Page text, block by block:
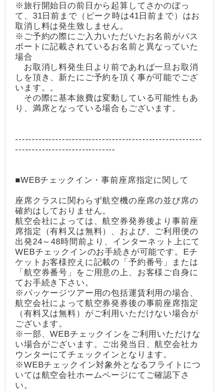
※旅行開始日の前日から起算してさかのぼっ
て、31日前まで（ピーク時は41日前まで）はお
取消し料は発生致しません。
※ご予約の際にご入力いただいたお名前がパス
ポートに記載されているお名前と異なっていた
場合
お取消し料発生日より前であれば一旦お取消
しを頂き、新たにご予約を頂く事が可能でござ
います。。
その際に基本旅費は変動している可能性もあ
り、満席となっている場合もございます。
--------------------------------------------------------
------------------------------
■WEBチェックイン・事前座席指定に関して
座席クラスに関わらず航空機の座席の並び席の
確約はしておりません。
航空会社によっては、航空券発券後より事前座
席指定（有料又は無料）、および、ご利用便の
出発24～48時間前より、インターネット上にて
WEBチェックインのお手続きが可能です。Eチ
ケットお客様控えに記載の「予約番号」または
「航空券番号」をご用意の上、お客様ご自身に
てお手続き下さい。
※パッケージツアー用の包括運賃利用の場合、
航空会社によって航空券発券後の事前座席指定
（有料又は無料）がご利用いただけない場合が
ございます。
※一部、WEBチェックインをご利用いただけな
い場合がございます。ご出発当日、航空会社カ
ウンターにてチェックインとなります。
※WEBチェックイン対象外となるフライトにつ
いては航空会社ホームページにてご確認下さ
い。